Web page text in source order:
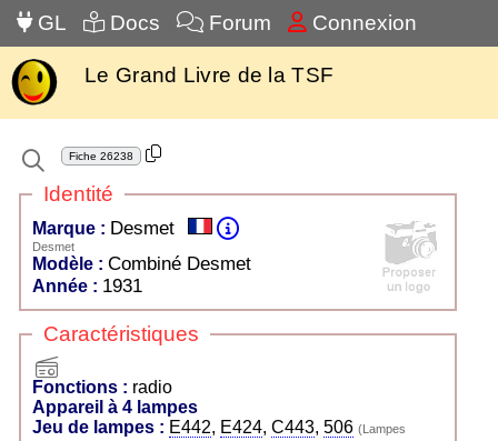
GL Docs Forum Connexion
Le Grand Livre de la TSF
Fiche 26238
Identité
Marque : Desmet
Desmet
Modèle : Combiné Desmet
Année : 1931
Caractéristiques
Fonctions : radio
Appareil à 4 lampes
Jeu de lampes : E442, E424, C443, 506 (Lampes